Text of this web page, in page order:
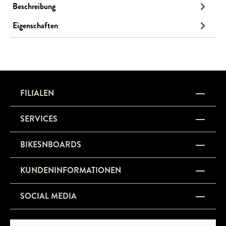
Beschreibung
Eigenschaften
FILIALEN
SERVICES
BIKESNBOARDS
KUNDENINFORMATIONEN
SOCIAL MEDIA